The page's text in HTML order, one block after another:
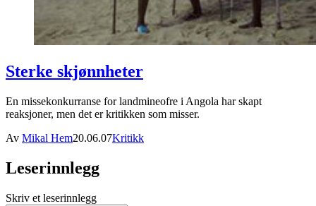
Sterke skjønnheter
En missekonkurranse for landmineofre i Angola har skapt
reaksjoner, men det er kritikken som misser.
Av Mikal Hem20.06.07Kritikk
Leserinnlegg
Skriv et leserinnlegg